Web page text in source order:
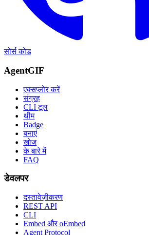
सोर्स कोड
AgentGIF
एक्सप्लोर करें
संग्रह
CLI टूल
थीम
Badge
बनाएं
खोज
के बारे में
FAQ
डेवलपर
दस्तावेज़ीकरण
REST API
CLI
Embed और oEmbed
Agent Protocol